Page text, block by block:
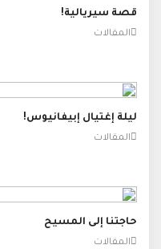
قصة سيريالية!
المقالات
ليلة إغتيال إبيفانيوس!
المقالات
حاجتنا إلى المسيح
المقالات